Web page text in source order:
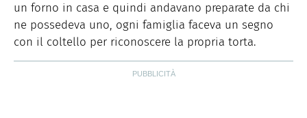
un forno in casa e quindi andavano preparate da chi
ne possedeva uno, ogni famiglia faceva un segno
con il coltello per riconoscere la propria torta.